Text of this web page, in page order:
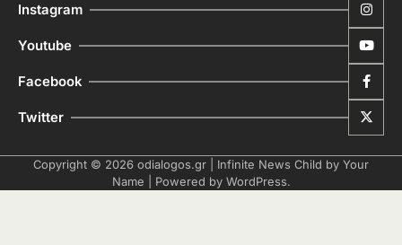
Instagram
Youtube
Facebook
Twitter
Copyright © 2026 odialogos.gr | Infinite News Child by Your
Name | Powered by WordPress.